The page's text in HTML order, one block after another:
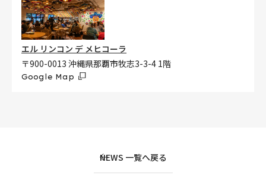
エル リンコン デ メヒコーラ
〒900-0013 沖縄県那覇市牧志3-3-4 1階
Google Map
NEWS 一覧へ戻る